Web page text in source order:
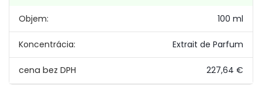
Objem: 100 ml
Koncentrácia: Extrait de Parfum
227,64 €